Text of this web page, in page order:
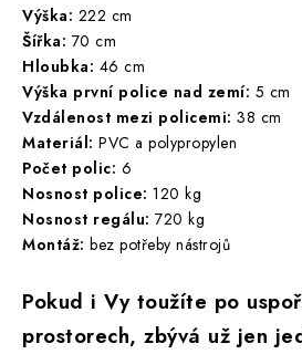
Výška: 222 cm
Šířka: 70 cm
Hloubka: 46 cm
Výška první police nad zemí: 5 cm
Vzdálenost mezi policemi: 38 cm
Materiál: PVC a polypropylen
Počet polic: 6
Nosnost police: 120 kg
Nosnost regálu: 720 kg
Montáž: bez potřeby nástrojů
Pokud i Vy toužíte po
prostorech, zbývá už jen